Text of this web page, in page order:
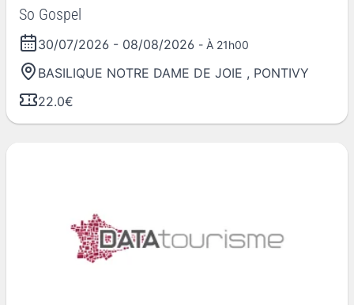
So Gospel
30/07/2026 - 08/08/2026 - À 21h00
BASILIQUE NOTRE DAME DE JOIE , PONTIVY
22.0€